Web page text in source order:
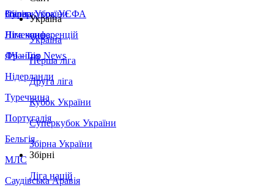
Збірна України
Італія
Німеччина
Франція
Нідерланди
Туреччина
Португалія
Бельгія
МЛС
Саудівська Аравія
Суперкубок УЄФА
Ліга конференцій
ЛЧ - Top News
Україна
Україна
Перша ліга
Друга ліга
Кубок України
Суперкубок України
Збірна України
Збірні
Ліга націй